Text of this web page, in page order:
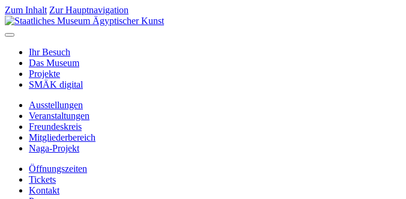
Zum Inhalt Zur Hauptnavigation
Ihr Besuch
Das Museum
Projekte
SMÄK digital
Ausstellungen
Veranstaltungen
Freundeskreis
Mitgliederbereich
Naga-Projekt
Öffnungszeiten
Tickets
Kontakt